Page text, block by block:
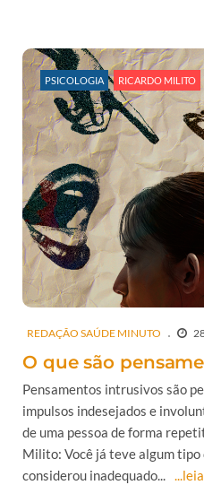
PSICOLOGIA RICARDO MILITO
REDAÇÃO SAÚDE MINUTO
O que são
Pensamentos intrusivos são
impulsos indesejados e
de uma pessoa de forma
Milito: Você já teve algum tipo
considerou inadequado...